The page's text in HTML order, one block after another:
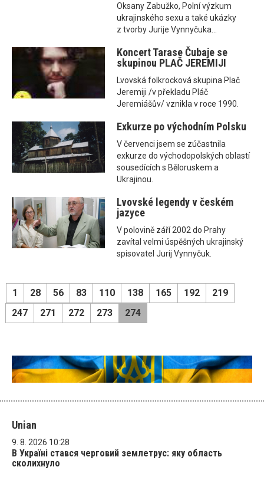
Oksany Zabužko, Polní výzkum
ukrajinského sexu a také ukázky
z tvorby Jurije Vynnyčuka...
Koncert Tarase Čubaje se
skupinou PLAČ JEREMIJI
Lvovská folkrocková skupina Plač
Jeremiji /v překladu Pláč
Jeremiášův/ vznikla v roce 1990.
Exkurze po východním Polsku
V červenci jsem se zúčastnila
exkurze do východopolských oblastí
sousedících s Běloruskem a
Ukrajinou.
Lvovské legendy v českém
jazyce
V polovině září 2002 do Prahy
zavítal velmi úspěšných ukrajinský
spisovatel Jurij Vynnyčuk.
1 28 56 83 110 138 165 192
219
247
271 272 273 274
Unian
9. 8. 2026 10:28
В Україні стався черговий землетрус: яку область
сколихнуло